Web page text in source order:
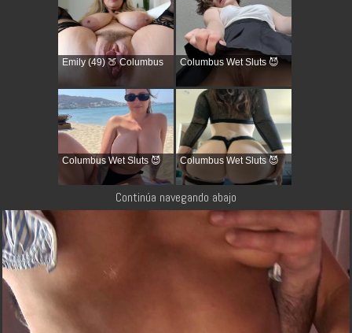
Emily (49) 🍑 Columbus Columbus Wet Sluts 😈
Columbus Wet Sluts 😈 Columbus Wet Sluts 😈
Continúa navegando abajo